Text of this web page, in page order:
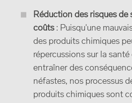
Réduction des risques de
coûts: Puisqu'une
des produits chimiques
répercussions sur la
entraîner des
néfastes, nos processus
produits chimiques sont